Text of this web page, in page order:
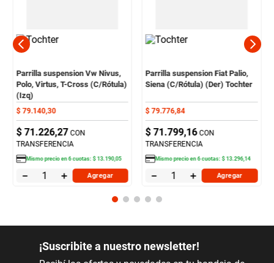
Parrilla suspension Vw Nivus,
Polo, Virtus, T-Cross (C/Rótula)
(Izq)
$ 79.140,30
$ 71.226,27 CON
TRANSFERENCIA
Mismo precio en6cuotas:$ 13.190,05
＋
－ Agregar
Parrilla suspension Fiat Palio,
Siena (C/Rótula) (Der) Tochter
$ 79.776,84
$ 71.799,16 CON
TRANSFERENCIA
Mismo precio en6cuotas:$ 13.296 14
＋
－ Agregar
¡Suscribite a nuestro newsletter!